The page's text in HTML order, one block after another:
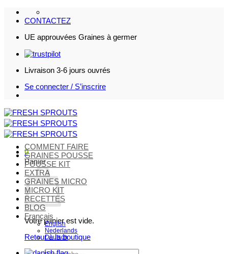
Passer
CONTACTEZ
UE approuvées Graines à germer
Livraison 3-6 jours ouvrés
Se connecter / S’inscrire
0
Panier
Votre panier est vide.
Retour à la boutique
Recherche
COMMENT FAIRE
GRAINES POUSSE
POUSSE KIT
EXTRA
GRAINES MICRO
MICRO KIT
RECETTES
BLOG
Français
English
Nederlands
Deutsch